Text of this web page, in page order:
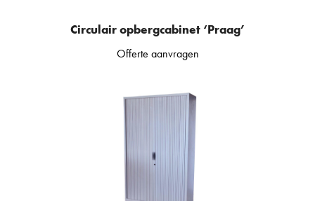
Circulair opbergcabinet ‘Praag’
Offerte aanvragen